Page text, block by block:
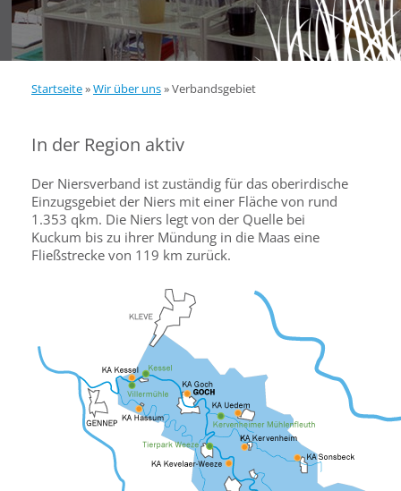
Startseite»Wir über uns»Verbandsgebiet
In der Region aktiv
Der Niersverband ist zuständig für das oberirdische
Einzugsgebiet der Niers mit einer Fläche von rund
1.353 qkm. Die Niers legt von der Quelle bei
Kuckum bis zu ihrer Mündung in die Maas eine
Fließstrecke von 119 km zurück.